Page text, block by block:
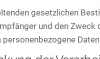
gesetzlichen
und den